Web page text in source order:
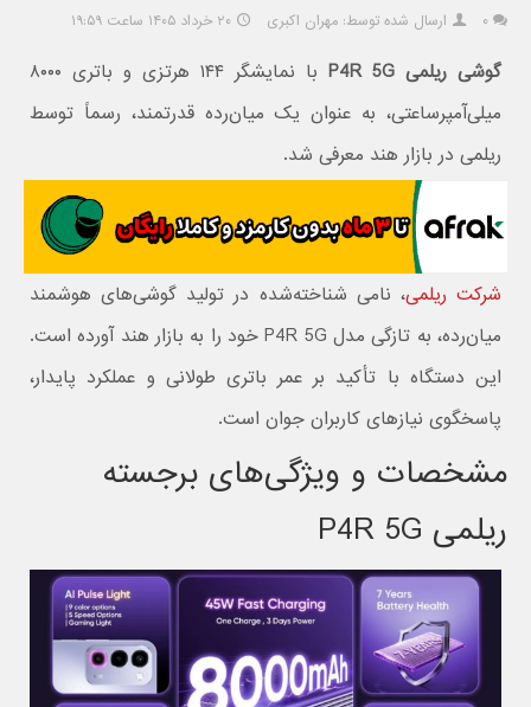
۰ ارسال شده توسط: مهران اکبری ۲۰ خرداد ۱۴۰۵ ساعت ۱۹:۵۹
گوشی ریلمی P4R 5G
با نمایشگر ۱۴۴ هرتزی و باتری ۸۰۰۰
میلی‌آمپرساعتی، به عنوان یک میان‌رده قدرتمند، رسماً توسط
ریلمی در بازار هند معرفی شد.
شرکت ریلمی، نامی شناخته‌شده در تولید گوشی‌های هوشمند
میان‌رده، به تازگی مدل P4R 5G خود را به بازار هند آورده است.
این دستگاه با تأکید بر عمر باتری طولانی و عملکرد پایدار،
پاسخگوی نیازهای کاربران جوان است.
مشخصات و ویژگی‌های برجسته
ریلمی P4R 5G